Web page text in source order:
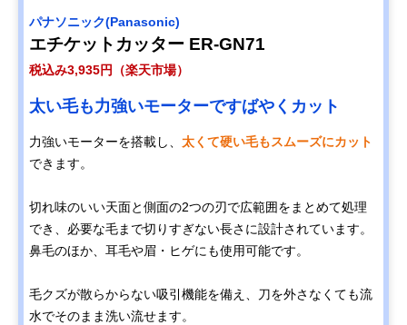
パナソニック(Panasonic)
エチケットカッター ER-GN71
税込み3,935円（楽天市場）
太い毛も力強いモーターですばやくカット
力強いモーターを搭載し、 太くて硬い毛もスムーズにカット
できます。
切れ味のいい天面と側面の2つの刃で広範囲をまとめて処理
でき、必要な毛まで切りすぎない長さに設計されています。
鼻毛のほか、耳毛や眉・ヒゲにも使用可能です。
毛クズが散らからない吸引機能を備え、刀を外さなくても流
水でそのまま洗い流せます。